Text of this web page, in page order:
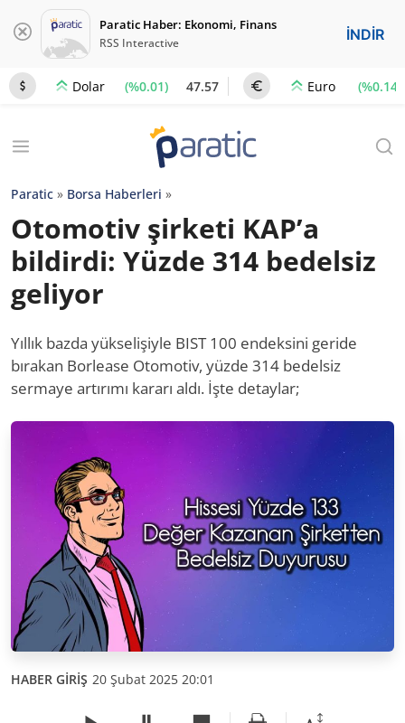
Paratic Haber: Ekonomi, Finans
RSS Interactive İNDİR
Dolar (%0.01) 47.57 Euro (%0.14)
Paratic » Borsa Haberleri »
Otomotiv şirketi KAP’a
bildirdi: Yüzde 314 bedelsiz
geliyor
Yıllık bazda yükselişiyle BIST 100 endeksini geride
bırakan Borlease Otomotiv, yüzde 314 bedelsiz
sermaye artırımı kararı aldı. İşte detaylar;
HABER GİRİŞ 20 Şubat 2025 20:01